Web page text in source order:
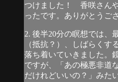
つけました！ 香咲さん
ったです。ありがとうご
2. 後半20分の瞑想では、
（抵抗？）、しばらくす
落ち着いていきました。
ですが、「あの極悪非道
だけれどいいの？」みた